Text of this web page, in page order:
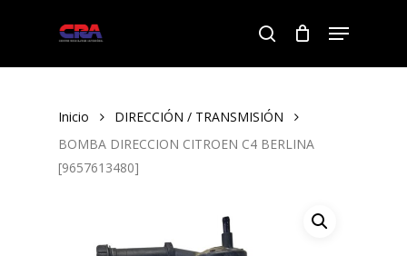
search
Menu
Inicio
DIRECCIÓN / TRANSMISIÓN
BOMBA DIRECCION CITROEN C4 BERLINA
[9657613480]